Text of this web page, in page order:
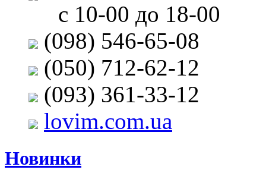
с 10-00 до 18-00
(098) 546-65-08
(050) 712-62-12
(093) 361-33-12
lovim.com.ua
Новинки